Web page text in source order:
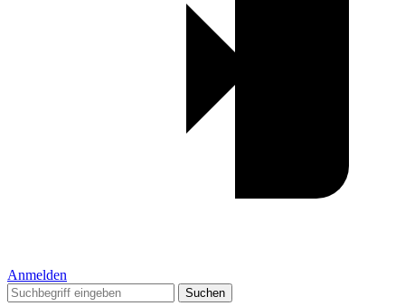
Anmelden
Suchen